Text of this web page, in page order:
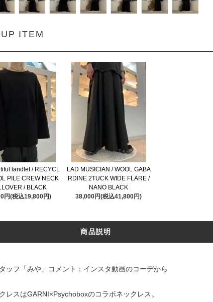
ITEM
landlet / RECYCL
PILE CREW NECK
/ BLACK
円(税込19,800円)
LAD MUSICIAN / WOOL GABA
RDINE 2TUCK WIDE FLARE /
NANO BLACK
38,000円(税込41,800円)
商品説明
ッフ「みや」コメント：インスタ動画のコーデから
レスはGARNI×Psychoboxのコラボネックレス。